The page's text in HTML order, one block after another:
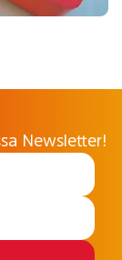
Newsletter!